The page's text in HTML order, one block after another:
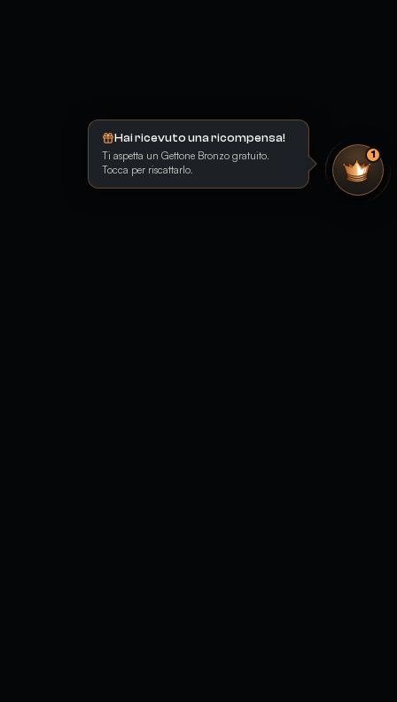
Hai ricevuto una ricompensa!
Ti aspetta un Gettone Bronzo gratuito.
Tocca per riscattarlo.
1